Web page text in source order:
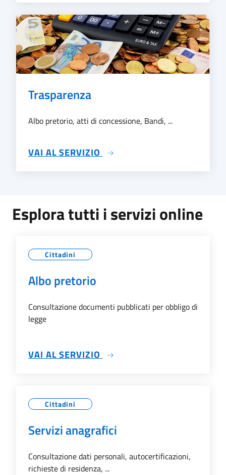
Trasparenza
Albo pretorio, atti di concessione, Bandi, ...
VAI AL SERVIZIO SU TRASPARENZA
Esplora tutti i servizi online
Cittadini
Albo pretorio
Consultazione documenti pubblicati per obbligo di
legge
VAI AL SERVIZIO SU ALBO PRETORIO
Cittadini
Servizi anagrafici
Consultazione dati personali, autocertificazioni,
richieste di residenza, ...